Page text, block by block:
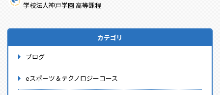
学校法人神戸学園 高等課程
カテゴリ
ブログ
eスポーツ＆テクノロジーコース